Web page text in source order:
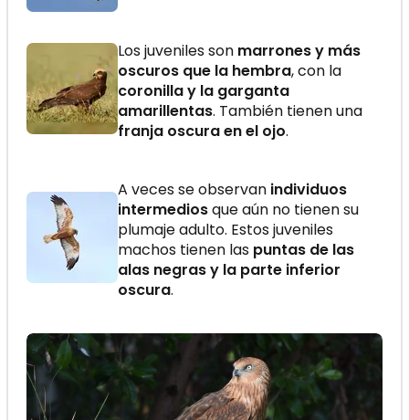
Los juveniles son marrones y más
oscuros que la hembra, con la
coronilla y la garganta
amarillentas. También tienen una
franja oscura en el ojo.
A veces se observan individuos
intermediosque aún no tienen su
plumaje adulto. Estos juveniles
machos tienen las puntas de las
alas negras y la parte inferior
oscura.